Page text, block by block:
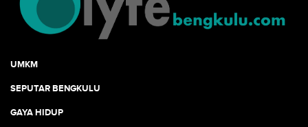
UMKM
SEPUTAR BENGKULU
GAYA HIDUP